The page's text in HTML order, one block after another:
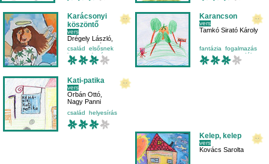
Karácsonyi
köszöntő
vers
Drégely László
Jancsó Virág
Iszály Andrea
család
elsősnek
hangos
karácsony
Karancson
vers
Tamkó Sirató Károly
fantázia
fogalmazás
mese-vers
mondóka
Kati-patika
vers
Orbán Ottó
Nagy Panni
család
helyesírás
mese-vers
mondatfajták
Kelep, kelep
vers
Kovács Sarolta